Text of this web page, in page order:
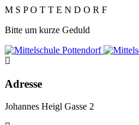
M S PO T T E N D O R F
Bitte um kurze Geduld
Adresse
Johannes Heigl Gasse 2